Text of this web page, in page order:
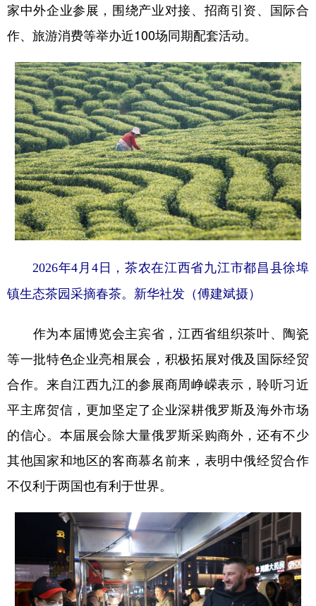
家中外企业参展，围绕产业对接、招商引资、国际合
作、旅游消费等举办近100场同期配套活动。
2026年4月4日，茶农在江西省九江市都昌县徐埠
镇生态茶园采摘春茶。新华社发（傅建斌摄）
作为本届博览会主宾省，江西省组织茶叶、陶瓷
等一批特色企业亮相展会，积极拓展对俄及国际经贸
合作。来自江西九江的参展商周峥嵘表示，聆听习近
平主席贺信，更加坚定了企业深耕俄罗斯及海外市场
的信心。本届展会除大量俄罗斯采购商外，还有不少
其他国家和地区的客商慕名前来，表明中俄经贸合作
不仅利于两国也有利于世界。